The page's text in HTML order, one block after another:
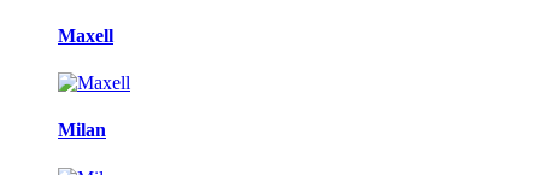
Maxell
Milan